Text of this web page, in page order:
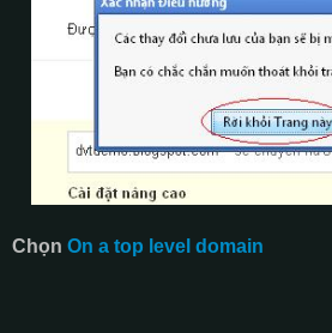
Chọn On a top level domain